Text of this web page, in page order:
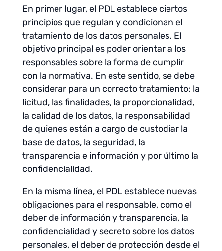
En primer lugar, el PDL establece ciertos
principios que regulan y condicionan el
tratamiento de los datos personales. El
objetivo principal es poder orientar a los
responsables sobre la forma de cumplir
con la normativa. En este sentido, se debe
considerar para un correcto tratamiento: la
licitud, las finalidades, la proporcionalidad,
la calidad de los datos, la responsabilidad
de quienes están a cargo de custodiar la
base de datos, la seguridad, la
transparencia e información y por último la
confidencialidad.
En la misma línea, el PDL establece nuevas
obligaciones para el responsable, como el
deber de información y transparencia, la
confidencialidad y secreto sobre los datos
personales, el deber de protección desde el